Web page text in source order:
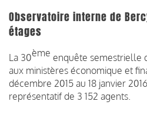
Observatoire interne de
étages
La 30ème enquête semestrielle
aux ministères économique et
décembre 2015 au 18 janvier
représentatif de 3 152 agents.